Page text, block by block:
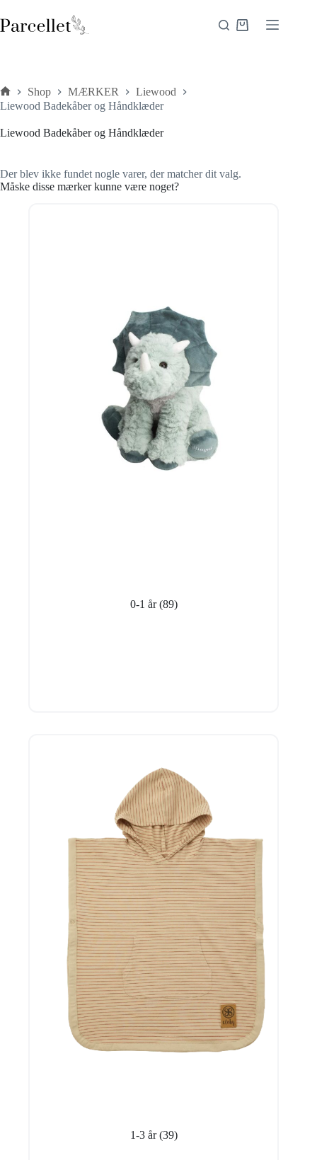
til
indhold
Indkøbskurv
Forside
Shop MÆRKER
Liewood
Liewood Badekåber og Håndklæder
Liewood Badekåber og Håndklæder
Der blev ikke fundet nogle varer, der matcher dit valg.
Måske disse mærker kunne være noget?
0-1 år(89)
1-3 år(39)